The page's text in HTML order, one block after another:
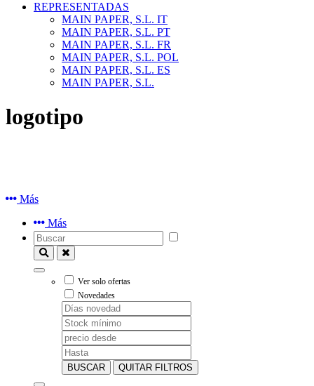
REPRESENTADAS
MAIN PAPER, S.L. IT
MAIN PAPER, S.L. PT
MAIN PAPER, S.L. FR
MAIN PAPER, S.L. POL
MAIN PAPER, S.L. ES
MAIN PAPER, S.L.
logotipo
Más
Más
Ver solo ofertas
Novedades
BUSCAR QUITAR FILTROS